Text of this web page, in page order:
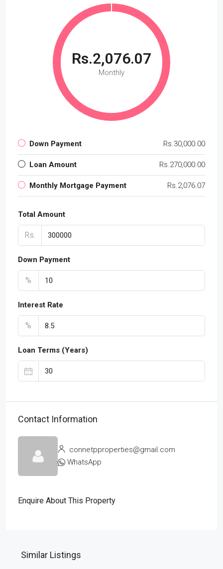
Rs.2,076.07
Monthly
Down Payment Rs.30,000.00
Loan Amount Rs.270,000.00
Monthly Mortgage Payment Rs.2,076.07
Total Amount
Rs.
Down Payment
%
Interest Rate
%
Loan Terms (Years)
Contact Information
connetpproperties@gmail.com
WhatsApp
Enquire About This Property
Similar Listings